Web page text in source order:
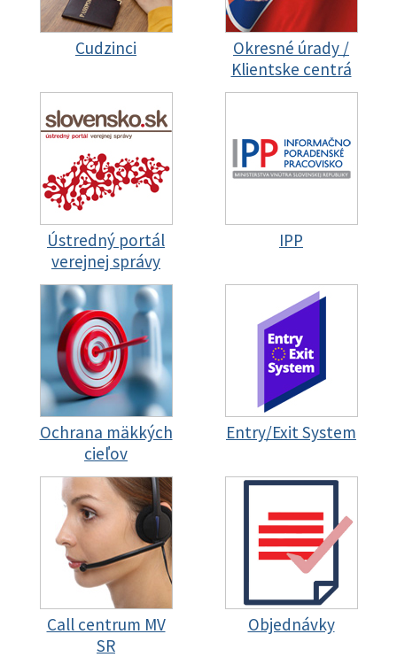
Cudzinci
Okresné úrady /
Klientske centrá
Ústredný portál
verejnej správy
IPP
Ochrana mäkkých
cieľov
Entry/Exit System
Call centrum MV
SR
Objednávky